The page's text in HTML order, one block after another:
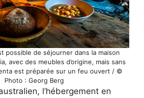
possible de séjourner dans la maison
avec des meubles d’origine, mais sans
est préparée sur un feu ouvert / ©
Photo : Georg Berg
l’hébergement en